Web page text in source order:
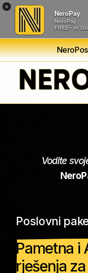
×
NeroPay
NeroPay
FREE - In
Vodite
Poslovni
Pametna i
rješenja